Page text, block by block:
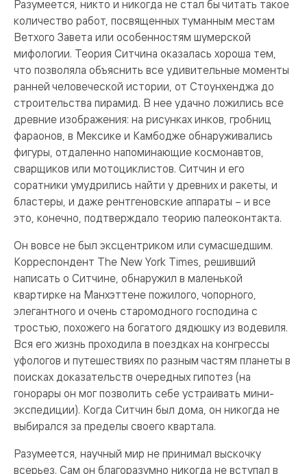
Разумеется, никто и никогда не стал бы читать такое
количество работ, посвященных туманным местам
Ветхого Завета или особенностям шумерской
мифологии. Теория Ситчина оказалась хороша тем,
что позволяла объяснить все удивительные моменты
ранней человеческой истории, от Стоунхенджа до
строительства пирамид. В нее удачно ложились все
древние изображения: на рисунках инков, гробниц
фараонов, в Мексике и Камбодже обнаруживались
фигуры, отдаленно напоминающие космонавтов,
сварщиков или мотоциклистов. Ситчин и его
соратники умудрились найти у древних и ракеты, и
бластеры, и даже рентгеновские аппараты – и все
это, конечно, подтверждало теорию палеоконтакта.
Он вовсе не был эксцентриком или сумасшедшим.
Корреспондент The New York Times, решивший
написать о Ситчине, обнаружил в маленькой
квартирке на Манхэттене пожилого, чопорного,
элегантного и очень старомодного господина с
тростью, похожего на богатого дядюшку из водевиля.
Вся его жизнь проходила в поездках на конгрессы
уфологов и путешествиях по разным частям планеты в
поисках доказательств очередных гипотез (на
гонорары он мог позволить себе устраивать мини-
экспедиции). Когда Ситчин был дома, он никогда не
выбирался за пределы своего квартала.
Разумеется, научный мир не принимал выскочку
всерьез. Сам он благоразумно никогда не вступал в